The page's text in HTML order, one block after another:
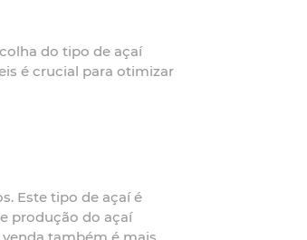
do tipo de açaí
é crucial para otimizar
Este tipo de açaí é
produção do açaí
também é mais